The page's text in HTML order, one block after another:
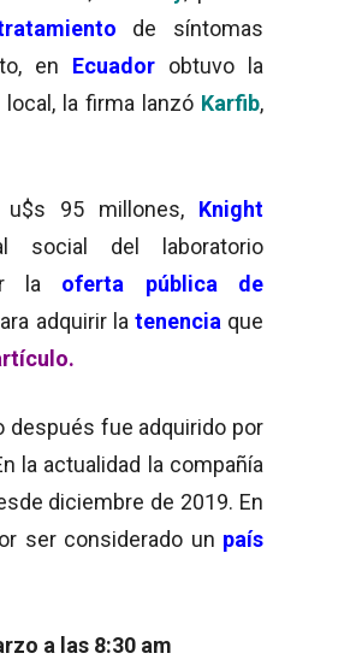
de síntomas
en Ecuadorobtuvo la
local, la firma lanzó Karfib,
95 millones, Knight
del laboratorio
la oferta pública de
adquirir la tenencia que
después fue adquirido por
la actualidad la compañía
diciembre de 2019. En
ser considerado un país
a las 8:30 am